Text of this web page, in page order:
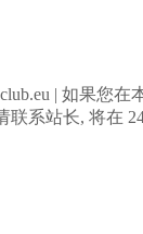
| 如果您在
联系站长, 将在